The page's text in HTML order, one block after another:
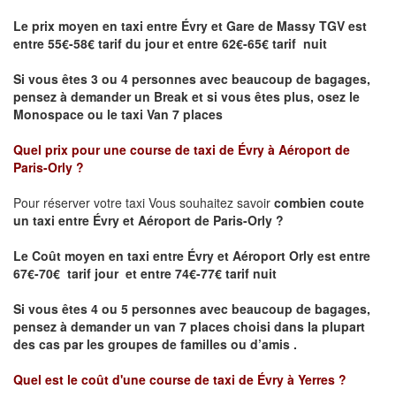
Le prix moyen en taxi entre Évry et Gare de Massy TGV est
entre 55€-58€ tarif du jour et entre 62€-65€ tarif nuit
Si vous êtes 3 ou 4 personnes avec beaucoup de bagages,
pensez à demander un Break et si vous êtes plus, osez le
Monospace ou le taxi Van 7 places
Quel prix pour une course de taxi de Évry à Aéroport de
Paris-Orly ?
Pour réserver votre taxi Vous souhaitez savoir combien coute
un taxi entre Évry et Aéroport de Paris-Orly ?
Le Coût moyen en taxi entre Évry et Aéroport Orly est entre
67€-70€ tarif jour et entre 74€-77€ tarif nuit
Si vous êtes 4 ou 5 personnes avec beaucoup de bagages,
pensez à demander un van 7 places choisi dans la plupart
des cas par les groupes de familles ou d’amis .
Quel est le coût d'une course de taxi de Évry à Yerres ?